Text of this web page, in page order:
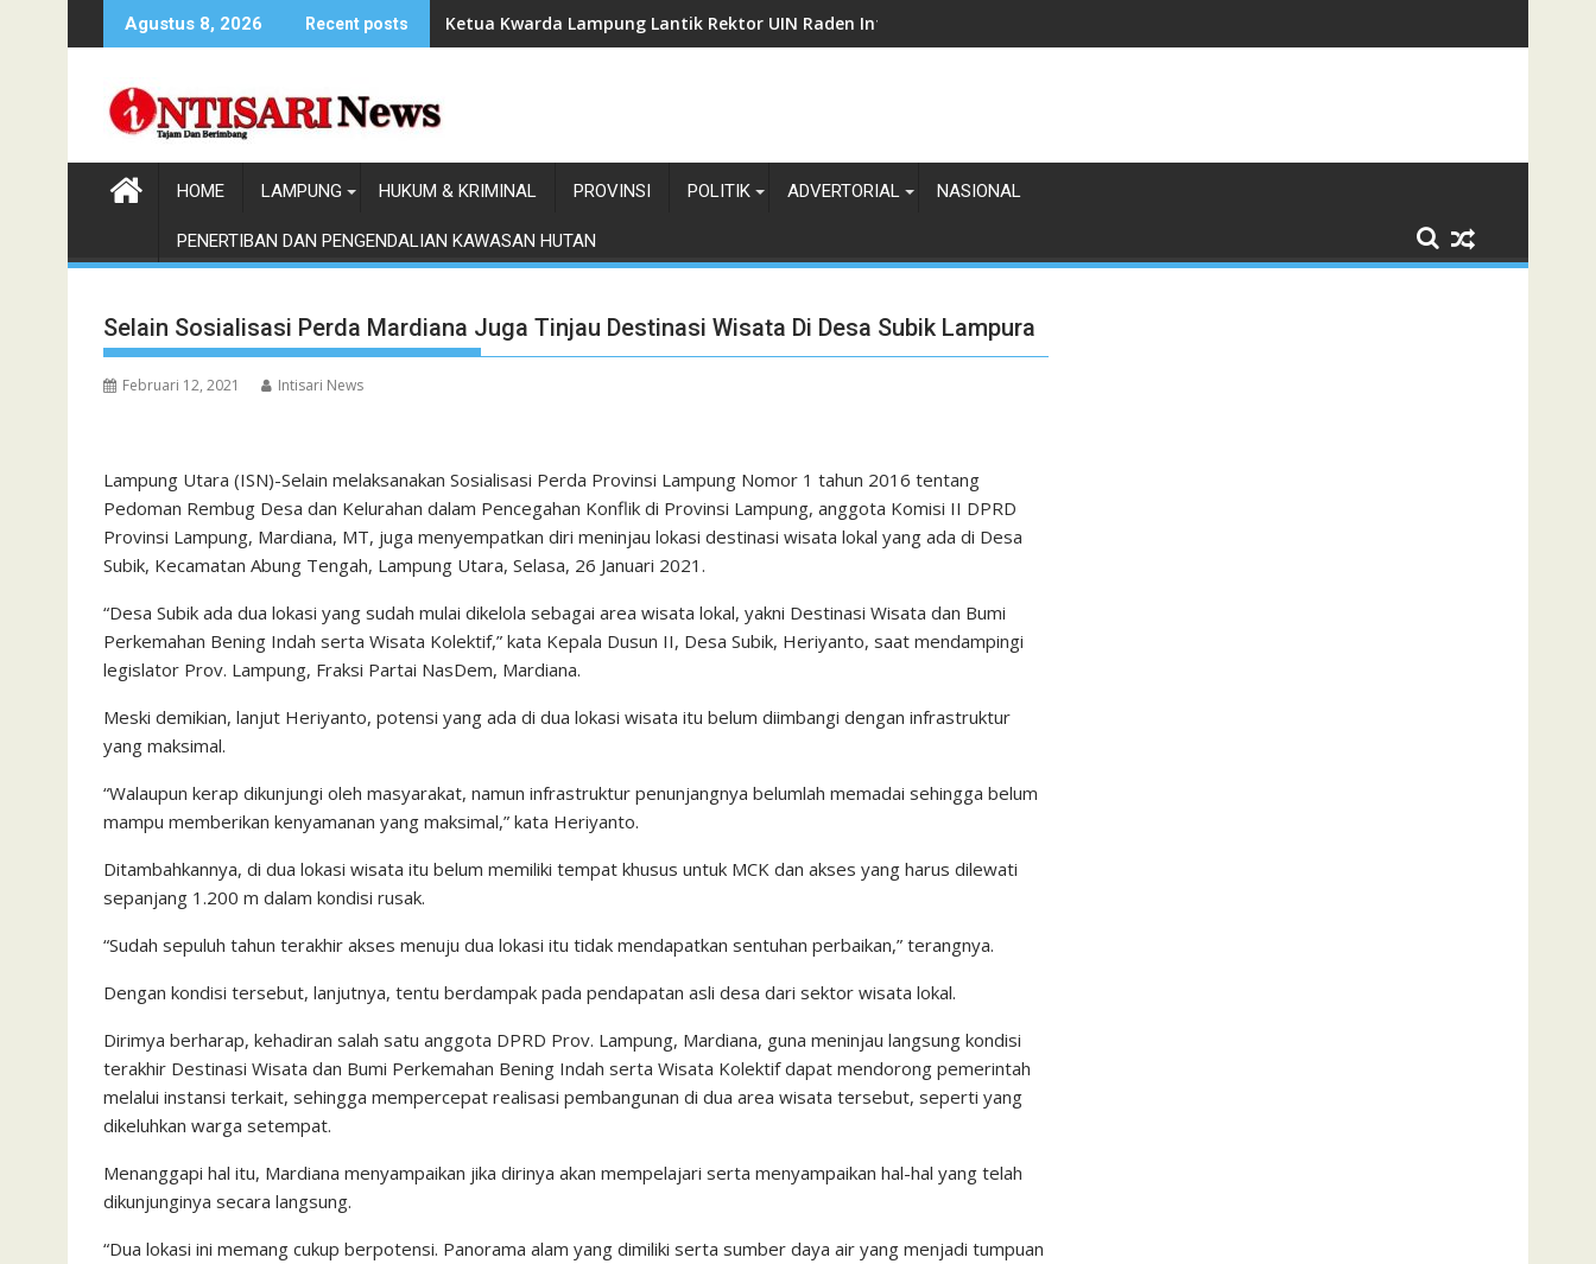
to
Agustus 8, 2026 Recent posts Ketua Kwarda Lampung Lantik Rektor UIN Raden Intan Jadi Kamabigus
HOME LAMPUNG HUKUM & KRIMINAL PROVINSI POLITIK ADVERTORIAL NASIONAL
PENERTIBAN DAN PENGENDALIAN KAWASAN HUTAN
Selain Sosialisasi Perda Mardiana Juga Tinjau Destinasi Wisata Di Desa Subik Lampura
Februari 12, 2021 Intisari News
Lampung Utara (ISN)-Selain melaksanakan Sosialisasi Perda Provinsi Lampung Nomor 1 tahun 2016 tentang
Pedoman Rembug Desa dan Kelurahan dalam Pencegahan Konflik di Provinsi Lampung, anggota Komisi II DPRD
Provinsi Lampung, Mardiana, MT, juga menyempatkan diri meninjau lokasi destinasi wisata lokal yang ada di Desa
Subik, Kecamatan Abung Tengah, Lampung Utara, Selasa, 26 Januari 2021.
“Desa Subik ada dua lokasi yang sudah mulai dikelola sebagai area wisata lokal, yakni Destinasi Wisata dan Bumi
Perkemahan Bening Indah serta Wisata Kolektif,” kata Kepala Dusun II, Desa Subik, Heriyanto, saat mendampingi
legislator Prov. Lampung, Fraksi Partai NasDem, Mardiana.
Meski demikian, lanjut Heriyanto, potensi yang ada di dua lokasi wisata itu belum diimbangi dengan infrastruktur
yang maksimal.
“Walaupun kerap dikunjungi oleh masyarakat, namun infrastruktur penunjangnya belumlah memadai sehingga belum
mampu memberikan kenyamanan yang maksimal,” kata Heriyanto.
Ditambahkannya, di dua lokasi wisata itu belum memiliki tempat khusus untuk MCK dan akses yang harus dilewati
sepanjang 1.200 m dalam kondisi rusak.
“Sudah sepuluh tahun terakhir akses menuju dua lokasi itu tidak mendapatkan sentuhan perbaikan,” terangnya.
Dengan kondisi tersebut, lanjutnya, tentu berdampak pada pendapatan asli desa dari sektor wisata lokal.
Dirimya berharap, kehadiran salah satu anggota DPRD Prov. Lampung, Mardiana, guna meninjau langsung kondisi
terakhir Destinasi Wisata dan Bumi Perkemahan Bening Indah serta Wisata Kolektif dapat mendorong pemerintah
melalui instansi terkait, sehingga mempercepat realisasi pembangunan di dua area wisata tersebut, seperti yang
dikeluhkan warga setempat.
Menanggapi hal itu, Mardiana menyampaikan jika dirinya akan mempelajari serta menyampaikan hal-hal yang telah
dikunjunginya secara langsung.
“Dua lokasi ini memang cukup berpotensi. Panorama alam yang dimiliki serta sumber daya air yang menjadi tumpuan